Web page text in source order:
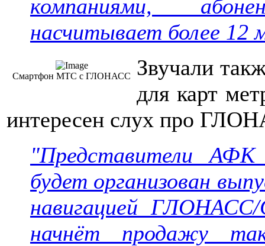
компаниями,
насчитывает более 12
Смартфон МТС с ГЛОНАСС
Звучали
для карт
интересен слух про
"Представители АФК
будет организован
навигацией
начнёт продажу